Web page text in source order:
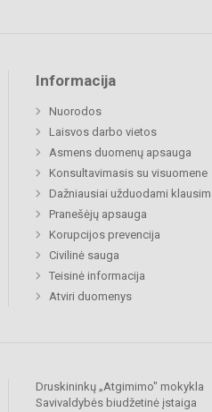
Informacija
Nuorodos
Laisvos darbo vietos
Asmens duomenų apsauga
Konsultavimasis su visuomene
Dažniausiai užduodami
Pranešėjų apsauga
Korupcijos prevencija
Civilinė sauga
Teisinė informacija
Atviri duomenys
Druskininkų „Atgimimo" mokykla
Savivaldybės biudžetinė įstaiga